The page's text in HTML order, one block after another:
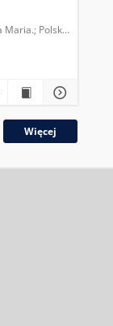
Maria. Polski Instytut
Więcej